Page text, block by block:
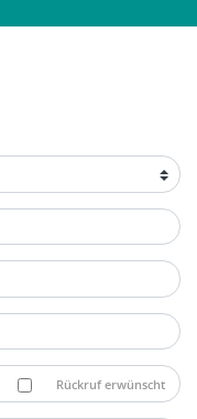
Rückruf erwünscht